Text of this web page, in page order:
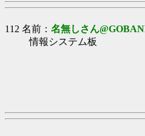
112 名前： 名無しさん
情報システム板